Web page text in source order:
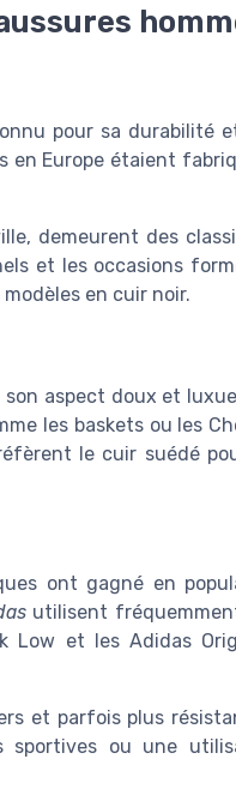
pour sa durabilité
en Europe étaient
demeurent des
et les occasions
en cuir noir.
aspect doux et
les baskets ou les
le cuir suédé
ont gagné en
utilisent
Low et les Adidas
et parfois plus
ou une